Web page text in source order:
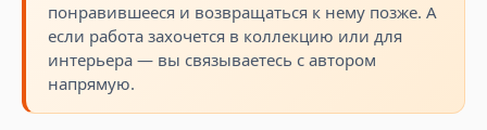
понравившееся и возвращаться к нему позже. А
если работа захочется в коллекцию или для
интерьера — вы связываетесь с автором
напрямую.